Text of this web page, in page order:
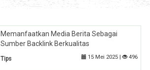
Memanfaatkan Media Berita Sebagai
Sumber Backlink Berkualitas
Tips 15 Mei 2025 | 496